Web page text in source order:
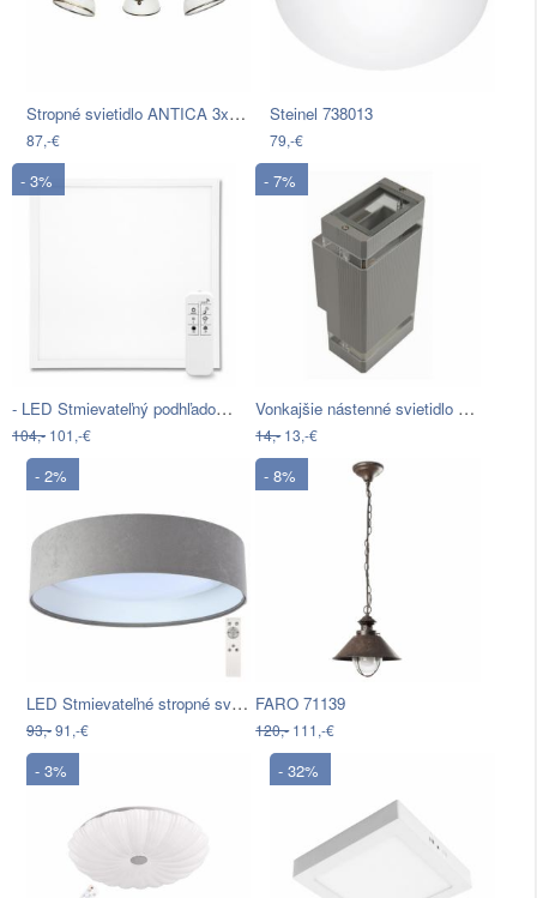
Stropné svietidlo ANTICA 3xE27/60W…
87,-€
Steinel 738013
79,-€
- 3%
- LED Stmievateľný podhľadový panel…
104,- 101,-€
- 7%
Vonkajšie nástenné svietidlo LITEK…
14,-13,-€
- 2%
LED Stmievateľné stropné svietidlo…
93,-91,-€
- 8%
FARO 71139
120,-111,-€
- 3% - 32%